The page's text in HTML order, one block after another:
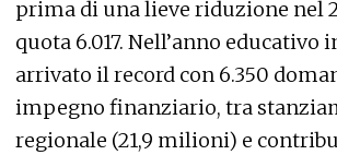
prima di una lieve riduzione nel
quota 6.017. Nell’anno educativo
arrivato il record con 6.350
impegno finanziario, tra
regionale (21,9 milioni) e